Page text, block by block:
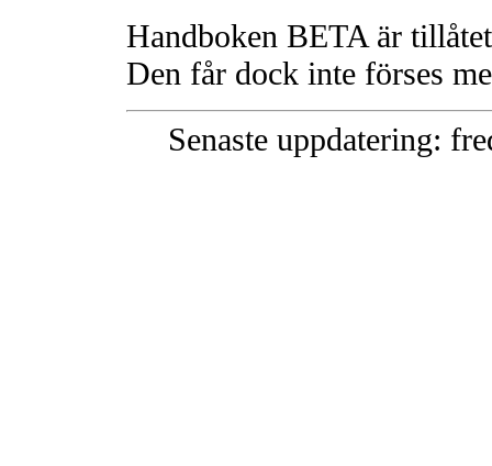
Handboken BETA är
Den får dock inte förses
Senaste uppdatering: